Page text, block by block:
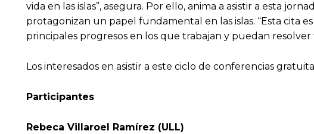
vida en las islas”, asegura. Por ello, anima a asistir a esta
protagonizan un papel fundamental en las islas. “Esta cita
principales progresos en los que trabajan y puedan resolver
Los interesados en asistir a este ciclo de conferencias
Participantes
Rebeca Villaroel Ramírez (ULL)